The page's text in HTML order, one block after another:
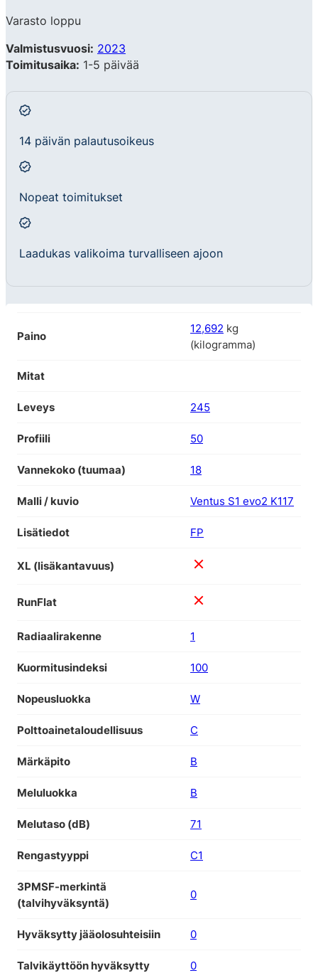
Varasto loppu
Valmistusvuosi: 2023
Toimitusaika: 1-5 päivää
14 päivän palautusoikeus
Nopeat toimitukset
Laadukas valikoima turvalliseen ajoon
Paino
12,692 kg
(kilogramma)
Mitat
Leveys 245
Profiili 50
Vannekoko (tuumaa) 18
Malli / kuvio Ventus S1 evo2 K117
Lisätiedot FP
XL (lisäkantavuus)
RunFlat
Radiaalirakenne 1
Kuormitusindeksi 100
Nopeusluokka W
Polttoainetaloudellisuus C
Märkäpito B
Meluluokka B
Melutaso (dB) 71
Rengastyyppi C1
3PMSF-merkintä
(talvihyväksyntä)
0
Hyväksytty jääolosuhteisiin 0
Talvikäyttöön hyväksytty 0